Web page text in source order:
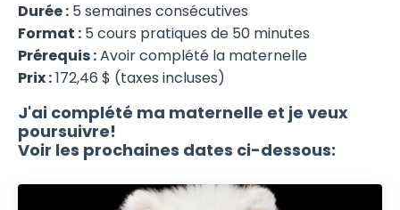
Durée : 5 semaines consécutives
Format : 5 cours pratiques de 50 minutes
Prérequis :Avoir complété la maternelle
Prix :172,46 $ (taxes incluses)
J'ai complété ma maternelle et je veux
poursuivre!
Voir les prochaines dates ci-dessous: